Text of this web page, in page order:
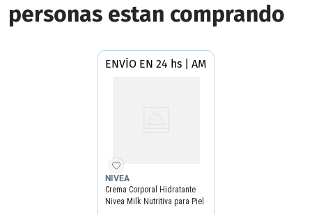
personas estan comprando
ENVÍO EN 24 hs | AMBA
NIVEA
Crema Corporal Hidratante
Nivea Milk Nutritiva para Piel